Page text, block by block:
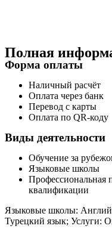
Полная
Форма оплаты
Наличный расчёт
Оплата через банк
Перевод с карты
Оплата по QR-коду
Виды деятельности
Обучение за
Языковые школы
Профессиональная
квалификации
Языковые школы:
Турецкий язык; Услуги: